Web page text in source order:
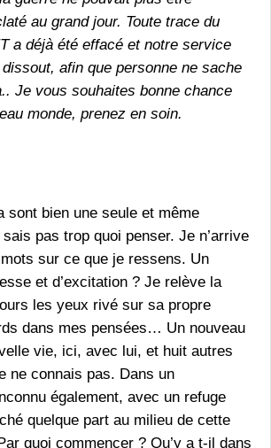
au grand jour. Toute trace du
a déjà été effacé et notre service
afin que personne ne sache
Je vous souhaites bonne chance
monde, prenez en soin.
sont bien une seule et même
pas trop quoi penser. Je n’arrive
sur ce que je ressens. Un
et d’excitation ? Je relève la
les yeux rivé sur sa propre
dans mes pensées… Un nouveau
vie, ici, avec lui, et huit autres
ne connais pas. Dans un
également, avec un refuge
quelque part au milieu de cette
quoi commencer ? Qu’y a t-il dans